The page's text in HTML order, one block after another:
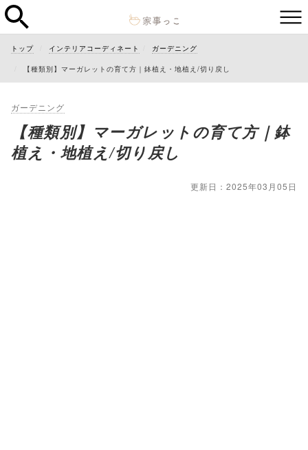
トップ インテリアコーディネート ガーデニング
【種類別】マーガレットの育て方｜鉢植え・地植え/切り戻し
ガーデニング
【種類別】マーガレットの育て方｜鉢
植え・地植え/切り戻し
更新日：2025年03月05日